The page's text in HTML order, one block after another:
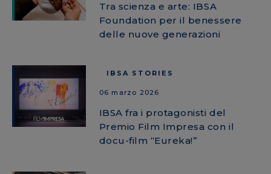
Tra scienza e arte: IBSA
Foundation per il benessere
delle nuove generazioni
IBSA STORIES
06 marzo 2026
IBSA fra i protagonisti del
Premio Film Impresa con il
docu-film “Eureka!”